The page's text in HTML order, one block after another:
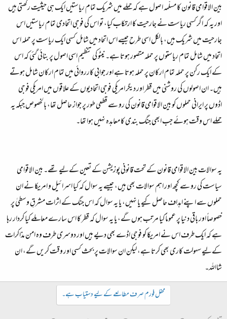
بین الاقوامی قانون کا مسلّمہ اصول ہے کہ حملے میں شریک تمام ریاستیں ایک ہی حیثیت رکھتی ہیں
اور یہ کہ اگر کسی ریاست نے جارحیت کا ارتکاب کیا، تو اس کی فوجی اتحادی تمام ریاستیں اس
جارحیت میں شریک ہیں، بالکل اسی طرح جیسے اس اتحاد میں شامل کسی ایک ریاست پر حملہ اس
اتحاد میں شامل تمام ریاستوں پر حملہ متصور ہوتا ہے۔ نیٹو کی تنظیم اسی اصول پر بنائی گئی کہ اس
کے ایک رکن پر حملہ تمام ارکان پر حملہ ہوتا ہے اور جوابی کارروائی میں تمام ارکان شامل ہوتے
ہیں۔ ان اصولوں کی روشنی میں قطر اور دیگر امریکی فوجی اتحادیوں کے علاقوں میں امریکی فوجی
اڈوں پر ایرانی حملوں کو بین الاقوامی قانون کی رو سے قطعی طور پر جواز حاصل تھا، بالخصوص جبکہ یہ
حملے اس وقت ہوئے جب ابھی جنگ بندی کا معاہدہ نہیں ہوا تھا۔
یہ سوالات بین الاقوامی قانون کے تحت قانونی پوزیشن کے تعین کےلیے تھے۔ بین الاقوامی
سیاست کی رو سے کچھ اور اہم سوالات بھی ہیں، جیسے یہ سوال کہ کیا اسرائیل و امریکا نے ان
حملوں سے اپنے اہداف حاصل کیے یا نہیں، یا یہ سوال کہ اس جنگ کے اثرات مشرقِ وسطیٰ پر
خصوصاً اور باقی دنیا پر عموماً کیا مرتب ہوں گے، یا یہ سوال کہ قطر کا اس سارے معاملے کیا کردار رہا
ہے کہ ایک طرف اس نے امریکا کو فوجی اڈے بھی دیے ہیں اور دوسری طرف وہ امن مذاکرات
کےلیے سہولت کاری بھی کرتا ہے، لیکن ان سوالات پر بحث کسی اور وقت کریں گے، ان
شااللہ۔
محفل فورم صرف مطالعے کے لیے دستیاب ہے۔